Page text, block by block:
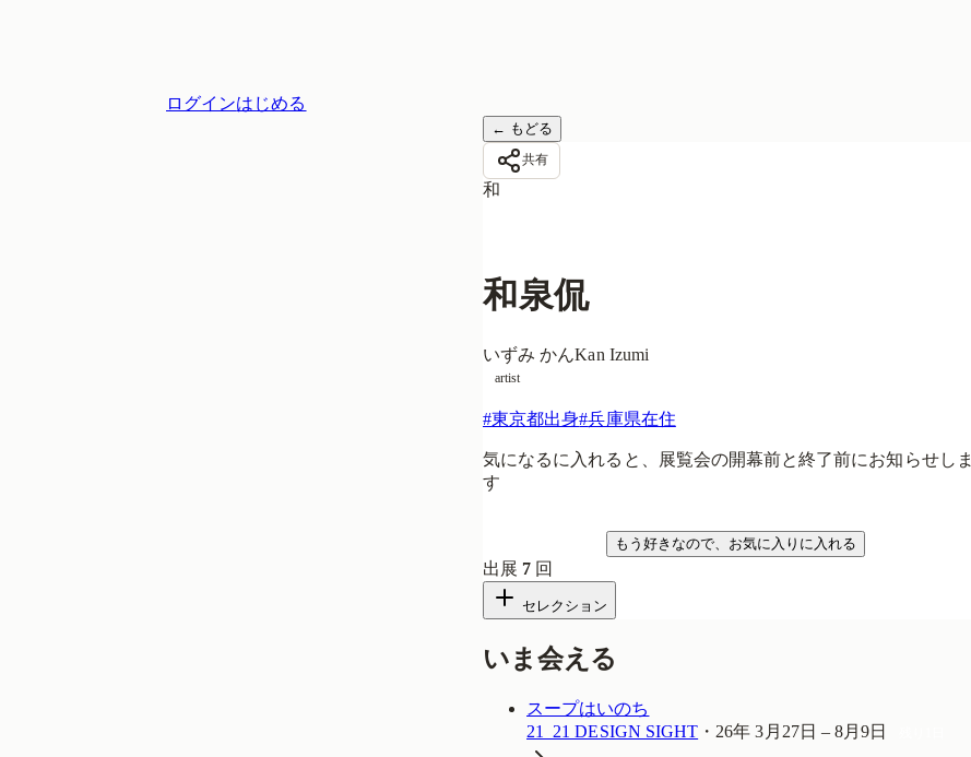
ログインはじめる
← もどる
共有
和
和泉侃
いずみ かんKan Izumi
artist
#東京都出身#兵庫県在住
気になるに入れると、展覧会の開幕前と終了前にお知らせしま
す
もう好きなので、お気に入りに入れる
出展 7 回
セレクション
いま会える
スープはいのち
21_21 DESIGN SIGHT ・ 26年 3月27日 – 8月9日